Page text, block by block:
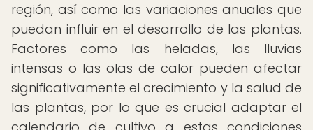
región, así como las variaciones anuales que
puedan influir en el desarrollo de las plantas.
Factores como las heladas, las lluvias
intensas o las olas de calor pueden afectar
significativamente el crecimiento y la salud de
las plantas, por lo que es crucial adaptar el